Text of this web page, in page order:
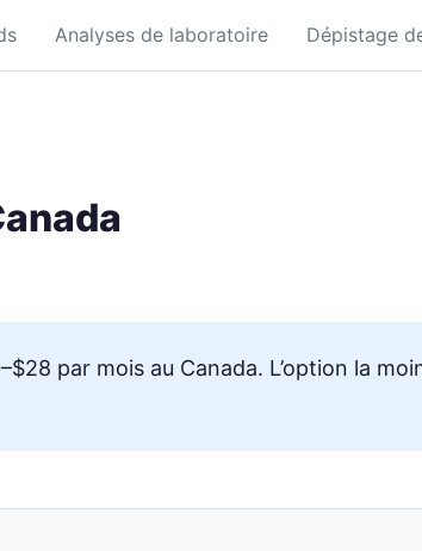
Analyses de laboratoire Dépistage
par mois au Canada. L’option la